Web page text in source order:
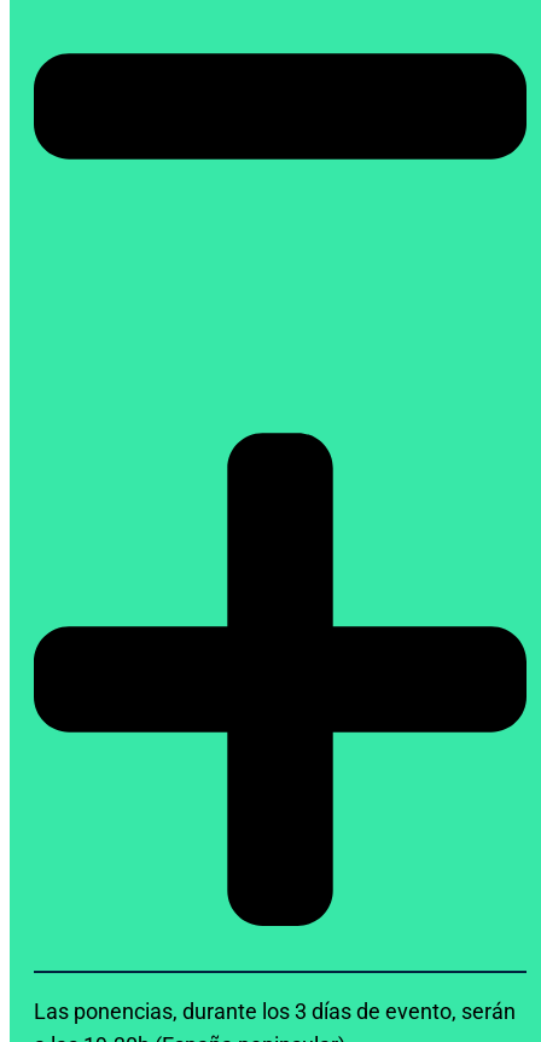
Las ponencias, durante los 3 días de evento, serán